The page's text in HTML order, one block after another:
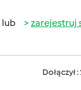
lub zarejestruj
Dołączył